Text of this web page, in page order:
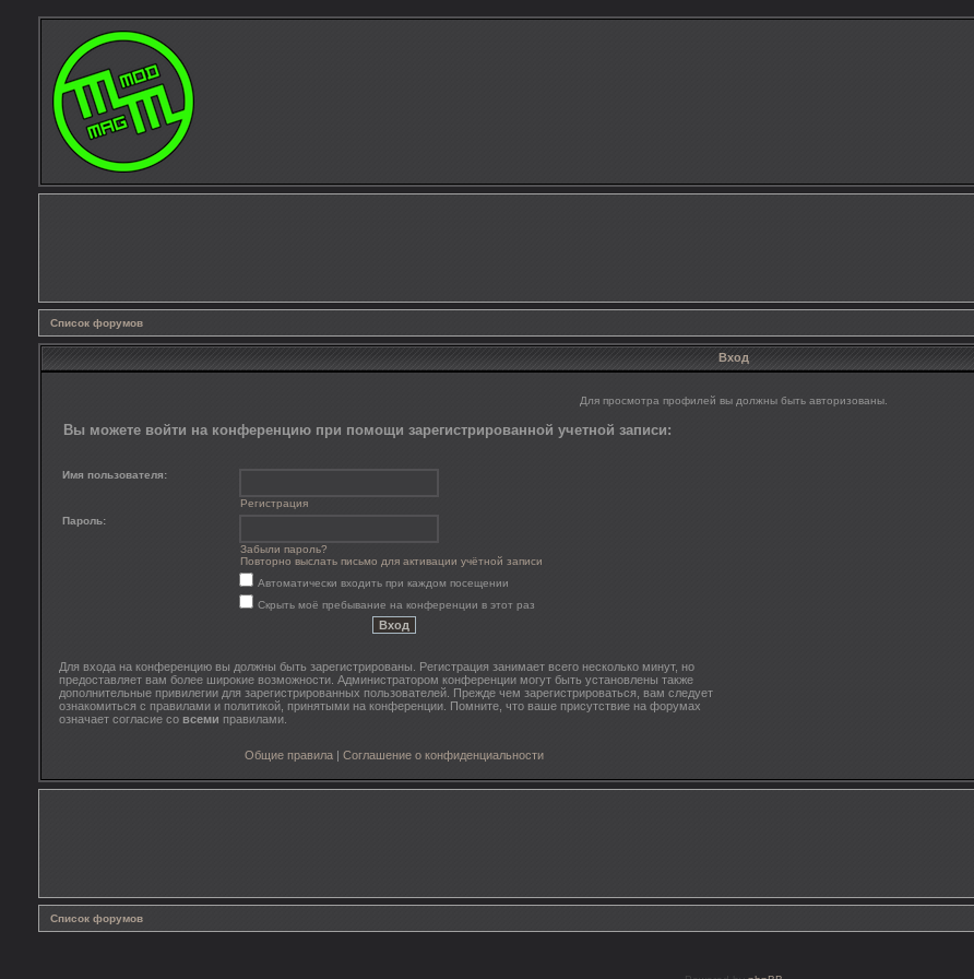
Список форумов
Вход
Для просмотра профилей вы должны быть авторизованы.
Вы можете войти на конференцию при помощи зарегистрированной учетной записи:
Имя пользователя:
Регистрация
Пароль:
Забыли пароль?
Повторно выслать письмо для активации учётной записи
Автоматически входить при каждом посещении
Скрыть моё пребывание на конференции в этот раз
Для входа на конференцию вы должны быть зарегистрированы. Регистрация занимает всего несколько минут, но
предоставляет вам более широкие возможности. Администратором конференции могут быть установлены также
дополнительные привилегии для зарегистрированных пользователей. Прежде чем зарегистрироваться, вам следует
ознакомиться с правилами и политикой, принятыми на конференции. Помните, что ваше присутствие на форумах
означает согласие со всеми правилами.
Общие правила| Соглашение о конфиденциальности
Список форумов